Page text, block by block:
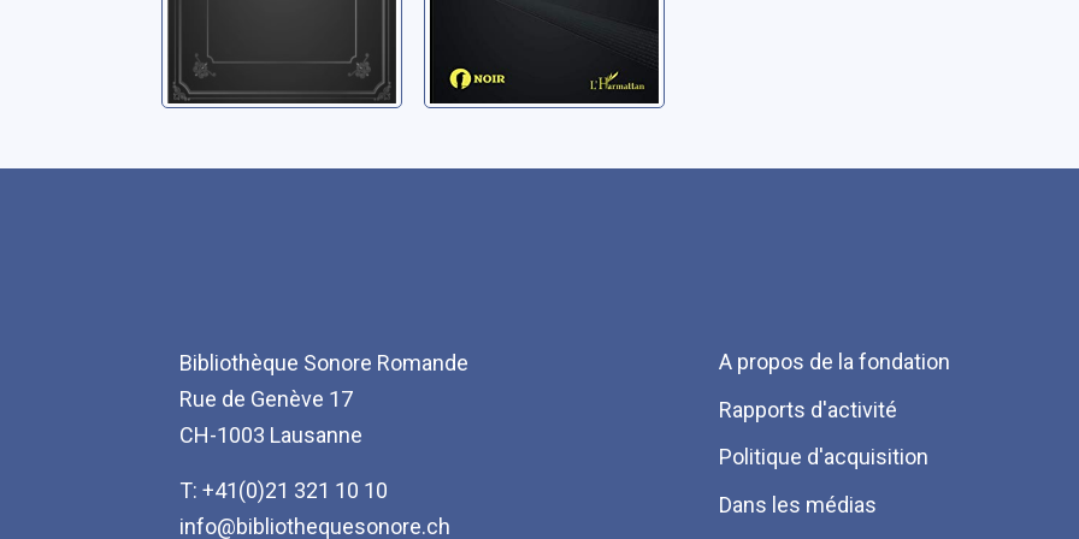
Bibliothèque Sonore Romande
Rue de Genève 17
CH-1003 Lausanne
T: +41(0)21 321 10 10
info@bibliothequesonore.ch
Menu
Pied
de
page
A propos de la fondation
Rapports d'activité
Politique d'acquisition
Dans les médias